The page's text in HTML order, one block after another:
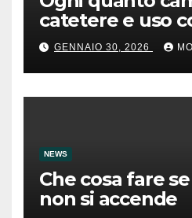
catetere e uso
GENNAIO 30, 2026
NEWS
Che cosa fare
non si accende